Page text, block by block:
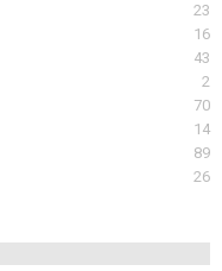
23
16
43
2
70
14
89
26